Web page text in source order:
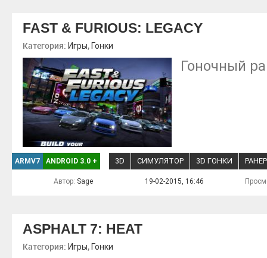
FAST & FURIOUS: LEGACY
Категория: Игры, Гонки
Гоночный
ARMV7 ANDROID 3.0 + 3D СИМУЛЯТОР 3D ГОНКИ РАНЕР
Автор: Sage 19-02-2015, 16:46
ASPHALT 7: HEAT
Категория: Игры, Гонки